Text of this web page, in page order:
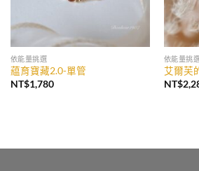
依能量挑選
藴育寶藏2.0-單管
NT$1,780
依能量挑
艾爾芙
NT$